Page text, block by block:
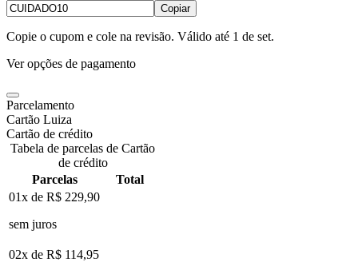
Copiar
Copie o cupom e cole na revisão. Válido até 1 de set.
Ver opções de pagamento
Parcelamento
Cartão Luiza
Cartão de crédito
Tabela de parcelas de Cartão
de crédito
Parcelas
Total
01x de R$ 229,90
sem juros
02x de R$ 114,95